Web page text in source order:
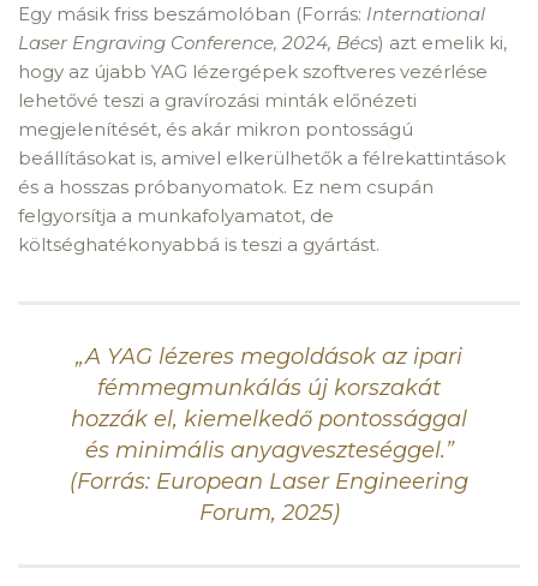
Egy másik friss beszámolóban (Forrás: International
Laser Engraving Conference, 2024, Bécs) azt emelik ki,
hogy az újabb YAG lézergépek szoftveres vezérlése
lehetővé teszi a gravírozási minták előnézeti
megjelenítését, és akár mikron pontosságú
beállításokat is, amivel elkerülhetők a félrekattintások
és a hosszas próbanyomatok. Ez nem csupán
felgyorsítja a munkafolyamatot, de
költséghatékonyabbá is teszi a gyártást.
„A YAG lézeres megoldások az ipari
fémmegmunkálás új korszakát
hozzák el, kiemelkedő pontossággal
és minimális anyagveszteséggel.”
(Forrás: European Laser Engineering
Forum, 2025)